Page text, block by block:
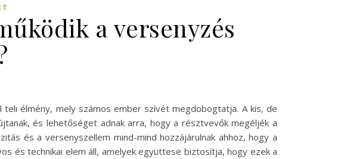
a versenyzés
élmény, mely számos ember szívét megdobogtatja. A kis, de
és lehetőséget adnak arra, hogy a résztvevők megéljék a
és a versenyszellem mind-mind hozzájárulnak ahhoz, hogy a
és technikai elem áll, amelyek együttese biztosítja, hogy ezek a